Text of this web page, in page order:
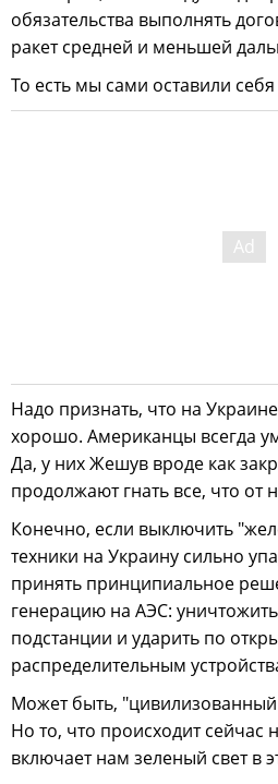
обязательства выполнять
ракет средней и меньшей
То есть мы сами оставили
Надо признать, что на
хорошо. Американцы всегда
Да, у них Жешув вроде как
продолжают гнать все, что от
Конечно, если выключить
техники на Украину сильно
принять принципиальное
генерацию на АЭС:
подстанции и ударить по
распределительным
Может быть,
Но то, что происходит сейчас
включает нам зеленый свет в